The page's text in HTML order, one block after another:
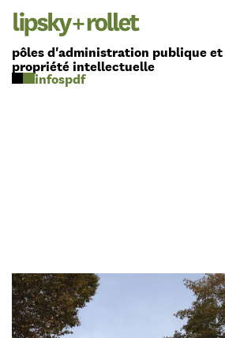
pôles d'administration publique et
propriété intellectuelle
pdf